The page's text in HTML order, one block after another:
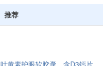
推荐
叶黄素护眼软胶囊 ， 含D3钙片 ，